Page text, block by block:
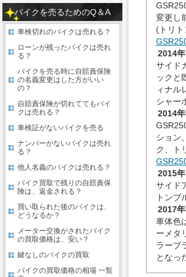
変更し
(トリ
2014
サイド
ックと
ィナル
シャー
2014
ション
ク、ト
2015
サイド
トンブ
2017
車体色
ーメタ
ラーブ
となっ
バイクを売るためのQ＆A
車検切れのバイクは売れる？
ローンが残ったバイクは売れ
る？
バイクを売る時に自賠責保険
の名義変更はした方がいい
の？
自賠責保険が切れててもバイ
クは売れる？
車検証がないバイクを売る
ナンバーがないバイクは売れ
る？
他人名義のバイクは売れる？
バイク買取で残りの自賠責保
険は、返金される？
買い取られた後のバイクは、
どうなるか？
メーター交換がされたバイク
の買取価格は、安い？
鍵なしのバイクの買取
バイクの買取価格の相場 一覧